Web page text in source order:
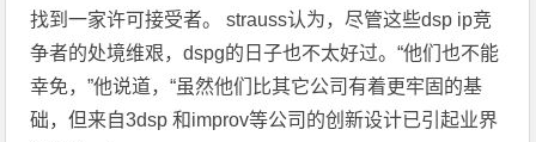
找到一家许可接受者。 strauss认为，尽管这些dsp ip竞
争者的处境维艰，dspg的日子也不太好过。“他们也不能
幸免，”他说道，“虽然他们比其它公司有着更牢固的基
础，但来自3dsp 和improv等公司的创新设计已引起业界